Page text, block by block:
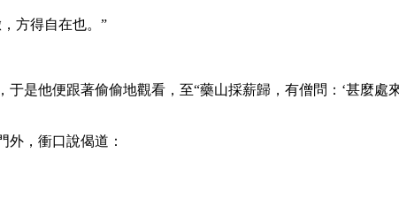
方得自在也。”
他便跟著偷偷地觀看，至“藥山採薪歸，有僧問：‘甚麼處來
，衝口說偈道：